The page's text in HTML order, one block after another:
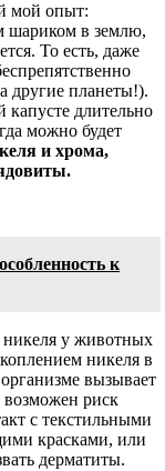
мой опыт:
шариком в землю,
То есть, даже
другие планеты!).
длительно
можно будет
и хрома,
к
никеля у животных
никеля в
вызывает
риск
с текстильными
красками, или
дерматиты.